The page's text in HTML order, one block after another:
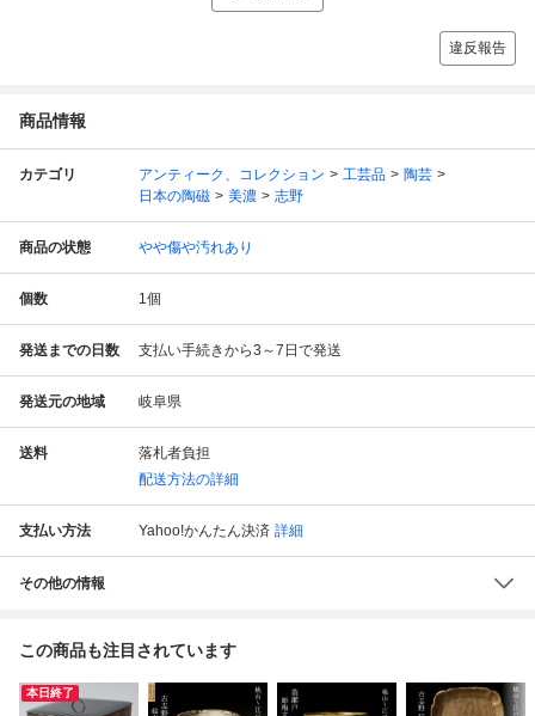
違反報告
商品情報
カテゴリ アンティーク、コレクション 工芸品
陶芸
日本の陶磁
美濃 志野
商品の状態 やや傷や汚れあり
個数 1個
発送までの日数 支払い手続きから3～7日で発送
発送元の地域 岐阜県
送料
落札者負担
配送方法の詳細
支払い方法 Yahoo!かんたん決済 詳細
その他の情報
この商品も注目されています
本日終了